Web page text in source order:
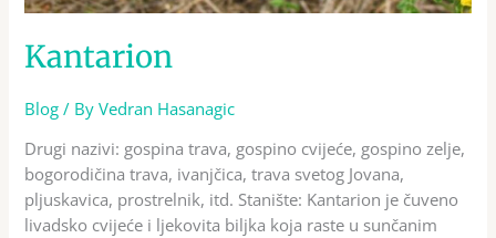
Kantarion
Blog / ByVedran Hasanagic
Drugi nazivi: gospina trava, gospino cvijeće, gospino zelje,
bogorodičina trava, ivanjčica, trava svetog Jovana,
pljuskavica, prostrelnik, itd. Stanište: Kantarion je čuveno
livadsko cvijeće i ljekovita biljka koja raste u sunčanim